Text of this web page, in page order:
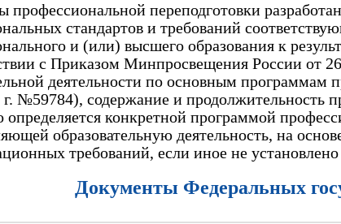
профессиональной переподготовки
стандартов и требований
и (или) высшего образования к
с Приказом Минпросвещения России от
деятельности по основным
г. №59784), содержание и продолжительность
определяется конкретной программой
образовательную деятельность, на
требований, если иное не
Документы Федеральных